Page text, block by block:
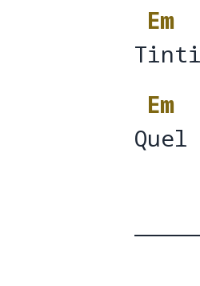
T
Em
Q
Em
uel